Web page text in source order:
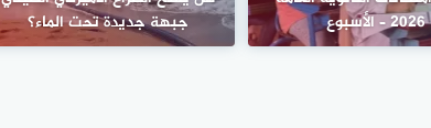
2026 – الأسبوع
جبهة جديدة تحت الماء؟